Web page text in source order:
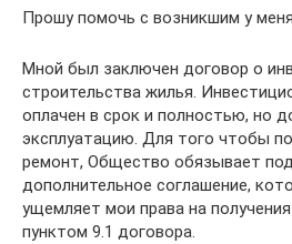
Прошу помочь с возникшим у
Мной был заключен договор о
строительства жилья.
оплачен в срок и полностью, но
эксплуатацию. Для того чтобы
ремонт, Общество обязывает
дополнительное соглашение,
ущемляет мои права на
пунктом 9.1 договора.